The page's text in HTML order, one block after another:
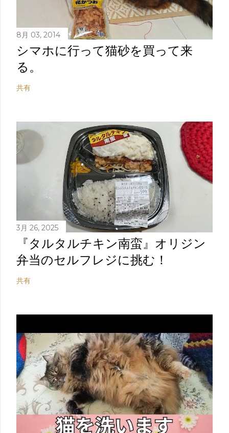
8月 03, 2014
シマホに行って猫砂を買って来
る。
共有
3月 26, 2025
『タルタルチキン南蛮』オリジン
弁当のセルフレジに挑む！
共有